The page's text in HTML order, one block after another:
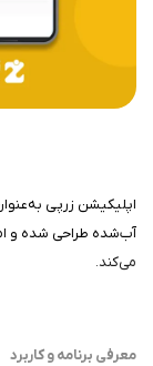
اپلیکیشن زرپی
آب‌شده طراحی شده و
می‌کند.
معرفی برنامه و کاربرد